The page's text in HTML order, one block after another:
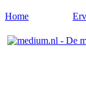
Home